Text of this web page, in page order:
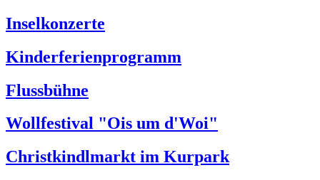
Inselkonzerte
Kinderferienprogramm
Flussbühne
Wollfestival "Ois um d'Woi"
Christkindlmarkt im Kurpark